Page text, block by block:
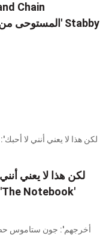
معجبه بصديقته بفيلمه الرومانسي 'The Notebook'